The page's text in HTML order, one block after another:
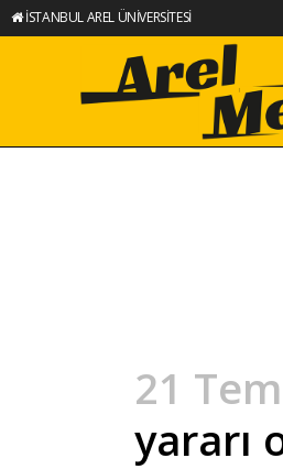
İSTANBUL AREL ÜNİVERSİTESİ
21 Tem
yararı